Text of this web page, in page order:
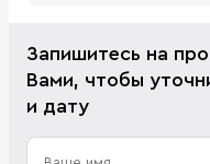
Запишитесь на
Вами, чтобы
и дату